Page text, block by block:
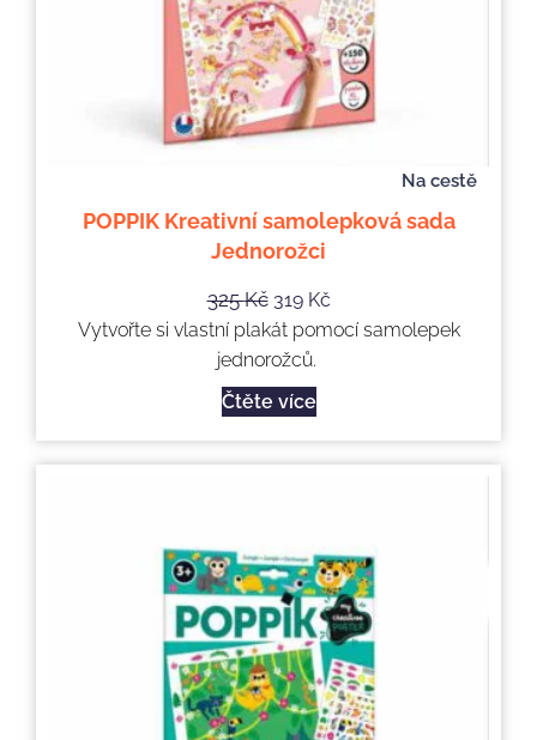
Na cestě
POPPIK Kreativní samolepková sada
Jednorožci
325Kč 319 Kč
Vytvořte si vlastní plakát pomocí samolepek
jednorožců.
Čtěte více